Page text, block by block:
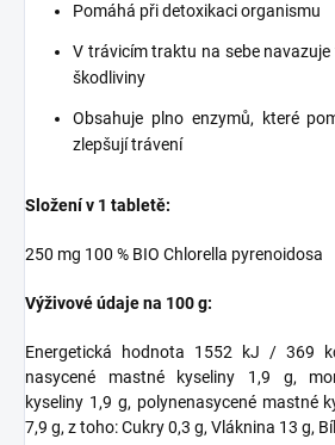
Pomáhá při detoxikaci organismu
V trávicím traktu na sebe
škodliviny
Obsahuje plno enzymů, které
zlepšují trávení
Složení v 1 tabletě:
250 mg 100 % BIO Chlorella pyrenoidosa
Výživové údaje na 100 g:
Energetická hodnota 1552 kJ / 369
nasycené mastné kyseliny 1,9 g,
kyseliny 1,9 g, polynenasycené mastné
7,9 g, z toho: Cukry 0,3 g, Vláknina 13 g,